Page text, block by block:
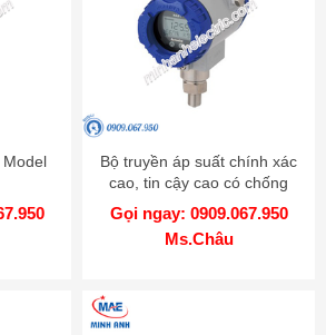
Bộ truyền áp suất chính xác
cao, tin cậy cao có chống
cháy nổ - Model KT-302H
Gọi ngay: 0909.067.950
Ms.Châu